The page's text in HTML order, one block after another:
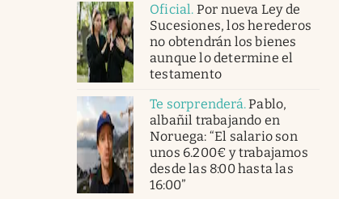
Oficial. Por nueva Ley de
Sucesiones, los herederos
no obtendrán los bienes
aunque lo determine el
testamento
Te sorprenderá.Pablo,
albañil trabajando en
Noruega: “El salario son
unos 6.200€ y trabajamos
desde las 8:00 hasta las
16:00”